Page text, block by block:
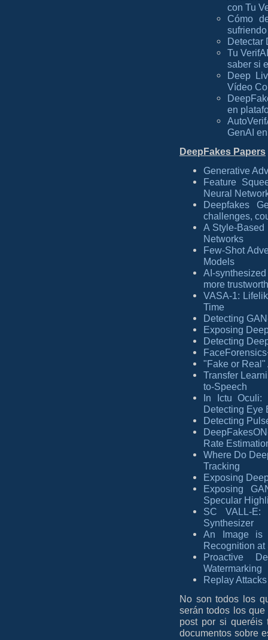
con Tu
Cómo
Detectar
Tu
saber si
Deep
Vídeo
en
GenAI
DeepFakes Papers
Generative
Feature
Neural
Deepfakes
challenges,
A Style-Based
Networks
Few-Shot
Models
AI-
more
VASA-1:
Time
Detecting
Exposing
Detecting
"Fake or Real"
Transfer
to-Speech
In Ictu Oculi:
Detecting Eye
Detecting
Rate
Where Do
Tracking
Exposing
Exposing
Specular
SC VALL-E:
Synthesizer
An Image is
Recognition at
Proactive
Watermarking
Replay
No son todos los
serán todos los
post por si queréis
documentos sobre